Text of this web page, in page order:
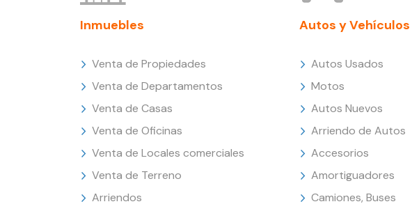
Inmuebles
Venta de Propiedades
Venta de Departamentos
Venta de Casas
Venta de Oficinas
Venta de Locales comerciales
Venta de Terreno
Arriendos
Autos y Vehículos
Autos Usados
Motos
Autos Nuevos
Arriendo de Autos
Accesorios
Amortiguadores
Camiones, Buses